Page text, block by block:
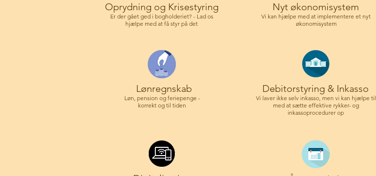
Oprydning og Krisestyring
Er der gået ged i bogholderiet? - Lad os
hjælpe med at få styr på det
Nyt økonomisystem
Vi kan hjælpe med at implementere et nyt
økonomisystem
Lønregnskab
Løn, pension og feriepenge -
korrekt og til tiden
Debitorstyring & Inkasso
Vi laver ikke selv inkasso, men vi kan hjælpe til
med at sætte effektive rykker- og
inkassoprocedurer op